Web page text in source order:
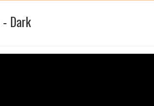
Dark